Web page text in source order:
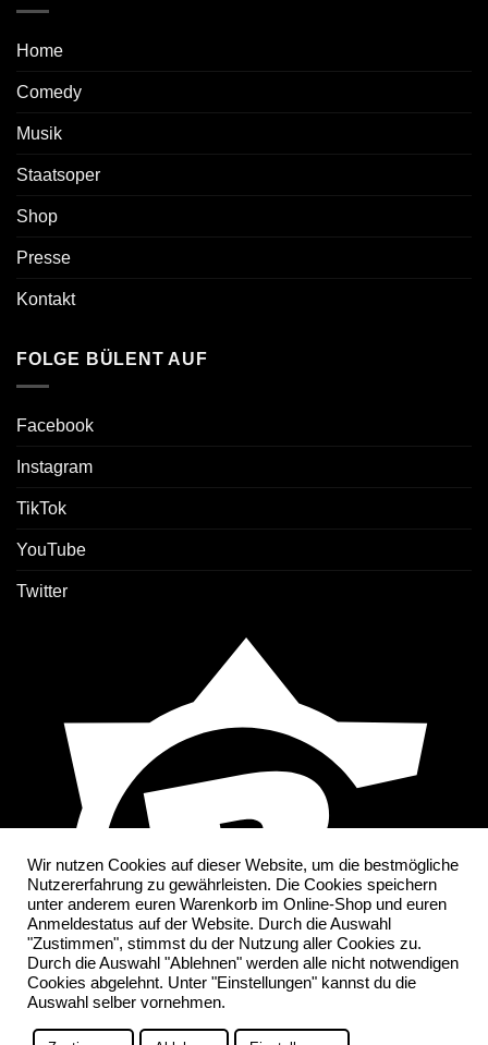
Home
Comedy
Musik
Staatsoper
Shop
Presse
Kontakt
FOLGE BÜLENT AUF
Facebook
Instagram
TikTok
YouTube
Twitter
Wir nutzen Cookies auf dieser Website, um die bestmögliche
Nutzererfahrung zu gewährleisten. Die Cookies speichern
unter anderem euren Warenkorb im Online-Shop und euren
Anmeldestatus auf der Website. Durch die Auswahl
"Zustimmen", stimmst du der Nutzung aller Cookies zu.
Durch die Auswahl "Ablehnen" werden alle nicht notwendigen
Cookies abgelehnt. Unter "Einstellungen" kannst du die
Auswahl selber vornehmen.